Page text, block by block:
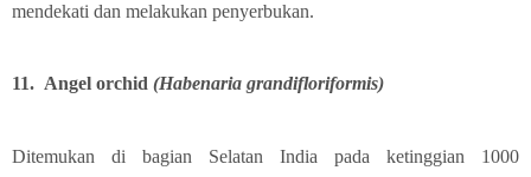
mendekati dan melakukan penyerbukan.
11. Angel orchid (Habenaria grandifloriformis)
Ditemukan di bagian Selatan India pada ketinggian 1000